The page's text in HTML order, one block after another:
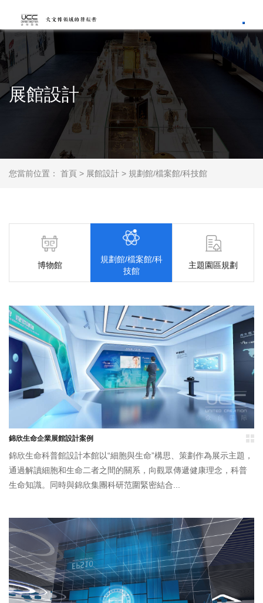
展館設計
您當前位置： 首頁 > 展館設計 > 規劃館/檔案館/科技館
博物館
規劃館/檔案館/科
技館
主題園區規劃
錦欣生命企業展館設計案例
錦欣生命科普館設計本館以“細胞與生命”構思、策劃作為展示主題，
通過解讀細胞和生命二者之間的關系，向觀眾傳遞健康理念，科普
生命知識。同時與錦欣集團科研范圍緊密結合...